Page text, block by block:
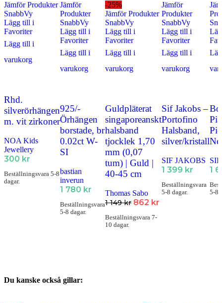
Jämför Produkter
SnabbVy
Lägg till i
Favoriter
Lägg till i
varukorg
Rhd.
silverörhängen
m. vit zirkoner
NOA Kids
Jewellery
300 kr
Beställningsvara 5-8
dagar.
Jämför
Produkter
SnabbVy
Lägg till i
Favoriter
Lägg till i
varukorg
925/-
Örhängen
borstade, br
0.02ct W-
SI
bastian
inverun
1 780 kr
Beställningsvara
5-8 dagar.
-25%
Jämför Produkter
SnabbVy
Lägg till i
Favoriter
Lägg till i
varukorg
Guldpläterat
singaporeanskt
halsband
tjocklek 1,70
mm (0,07
tum) | Guld |
40-45 cm
Thomas Sabo
1 149kr 862 kr
Beställningsvara 7-
10 dagar.
Jämför
Produkter
SnabbVy
Lägg till i
Favoriter
Lägg till i
varukorg
Sif Jakobs –
Portofino
Halsband,
silver/kristall
SIF JAKOBS
1 399 kr
Beställningsvara
5-8 dagar.
1
5-8
Du kanske också gillar: